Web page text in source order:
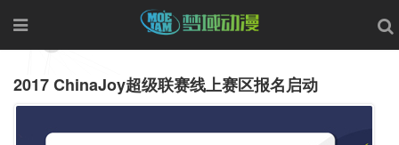
2017 ChinaJoy超级联赛线上赛区报名启动